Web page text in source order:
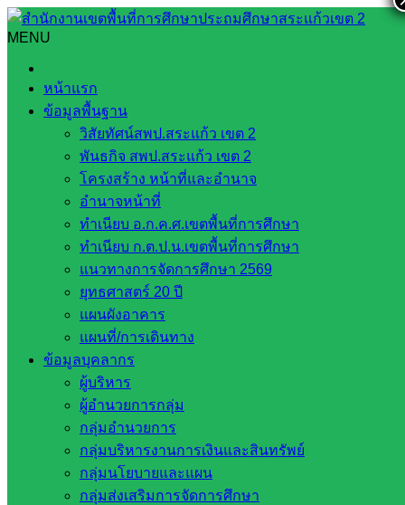
Skip
to
content
MENU
หน้าแรก
ข้อมูลพื้นฐาน
วิสัยทัศน์สพป.สระแก้ว เขต 2
พันธกิจ สพป.สระแก้ว เขต 2
โครงสร้าง หน้าที่และอำนาจ
อำนาจหน้าที่
ทำเนียบ อ.ก.ค.ศ.เขตพื้นที่การศึกษา
ทำเนียบ ก.ต.ป.น.เขตพื้นที่การศึกษา
แนวทางการจัดการศึกษา 2569
ยุทธศาสตร์ 20 ปี
แผนผังอาคาร
แผนที่/การเดินทาง
ข้อมูลบุคลากร
ผู้บริหาร
ผู้อำนวยการกลุ่ม
กลุ่มอำนวยการ
กลุ่มบริหารงานการเงินและสินทรัพย์
กลุ่มนโยบายและแผน
กลุ่มส่งเสริมการจัดการศึกษา
Search
ผอ. เขต เข้าเยี่ยมโรงเรียนบ้านหนองผักแว่น
ผอ. เขต เข้าเยี่ยมโรงเรียนบ้านหนองผัก
สิงหาคม 9, 2022สิงหาคม 9, 2022
BANNONGPAKWAN BANNONGPAKWAN
วันที่ ๑๒ กรกฎาคม พ.ศ. ๒๕๖๕
สมบูรณ์ ผู้อำนวยการสำนักงานเขตพื้นที่การศึกษาประถมศึกษา
สระแก้ว เขต ๒ นางภานุรังสี ทาประเสริฐ ผู้อำนวยการกลุ่มส่ง
เสริมการจัดการศึกษา พบปะข้าราชการครูและบุคลากร
ทางการศึกษาโรงเรียนบ้านหนองผักแว่น เพื่อให้กำลังใจ
ข้าราชการครู ให้มุ่งมั่นในการปฏิบัติหน้าที่ครูให้ดีที่สุด พร้อม
ทั้งปลูกต้นพยุงไม้มงคล จำนวน ๒ ต้น นายเชิดชัย แก้วกนก ผู้
อำนวยการโรงเรียนบ้านหนองผักแว่น และคณะครูโรงเรียน
บ้านหนองผักแว่นขอบคุณท่านเป็นอย่างสูง